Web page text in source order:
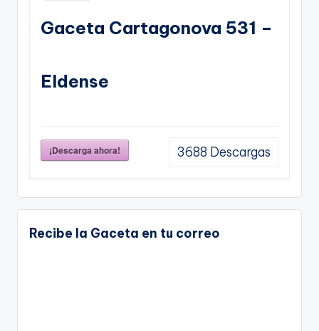
Gaceta Cartagonova 531 –
Eldense
¡Descarga ahora! 3688 Descargas
Recibe la Gaceta en tu correo